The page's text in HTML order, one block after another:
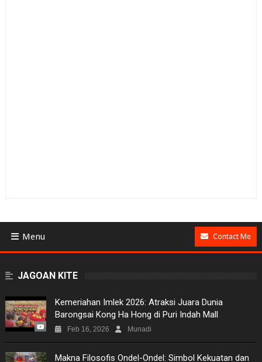
Menu
NEWS
Contact Me
JAGOAN KITE
Kemeriahan Imlek 2026: Atraksi Juara Dunia
Barongsai Kong Ha Hong di Puri Indah Mall
Feb 16, 2026 Munadi
Makna Filosofis Ondel-Ondel: Simbol Kekuatan dan